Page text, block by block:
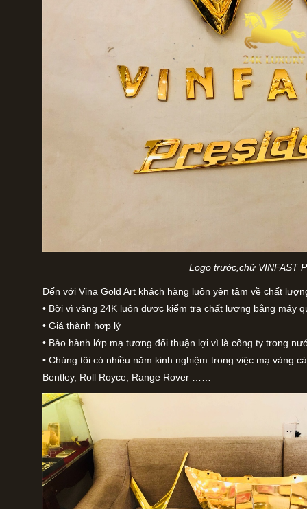
Logo trước,chữ VINFAST
Đến với Vina Gold Art khách hàng luôn yên tâm về chất
• Bời vì vàng 24K luôn được kiểm tra chất lượng bằng máy
• Giá thành hợp lý
• Bảo hành lớp mạ tương đối thuận lợi vì là công ty trong
• Chúng tôi có nhiều năm kinh nghiệm trong việc mạ vàng
Bentley, Roll Royce, Range Rover ……